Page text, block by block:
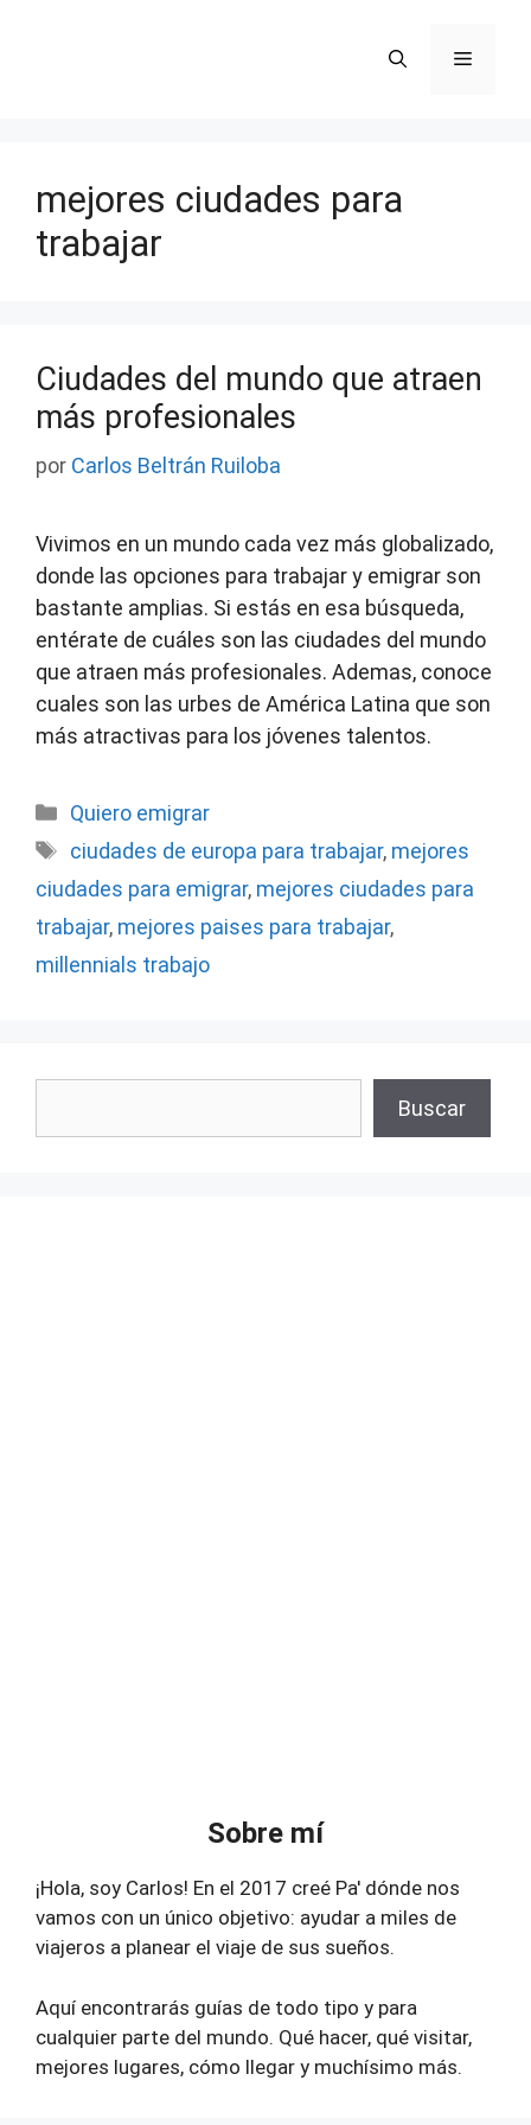
Menú
mejores ciudades para
trabajar
Ciudades del mundo que atraen
más profesionales
por Carlos Beltrán Ruiloba
Vivimos en un mundo cada vez más globalizado,
donde las opciones para trabajar y emigrar son
bastante amplias. Si estás en esa búsqueda,
entérate de cuáles son las ciudades del mundo
que atraen más profesionales. Ademas, conoce
cuales son las urbes de América Latina que son
más atractivas para los jóvenes talentos.
Categorías
Quiero emigrar
Etiquetas
ciudades de europa para trabajar, mejores
ciudades para emigrar, mejores ciudades para
trabajar, mejores paises para trabajar,
millennials trabajo
Buscar
Sobre mí
¡Hola, soy Carlos! En el 2017 creé Pa' dónde nos
vamos con un único objetivo: ayudar a miles de
viajeros a planear el viaje de sus sueños.
Aquí encontrarás guías de todo tipo y para
cualquier parte del mundo. Qué hacer, qué visitar,
mejores lugares, cómo llegar y muchísimo más.